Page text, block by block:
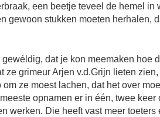
een beetje teveel de hemel
gewoon stukken moeten herhalen,
dat je kon meemaken
ze grimeur Arjen v.d.Grijn lieten
ze moest lachen, dat het over
opnamen er in één, twee
werken. Die heeft vast meer